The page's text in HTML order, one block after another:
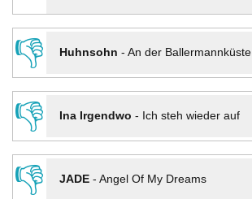
👎
Huhnsohn - An der Ballermannküste
👎
Ina Irgendwo - Ich steh wieder auf
👎
JADE- Angel Of My Dreams